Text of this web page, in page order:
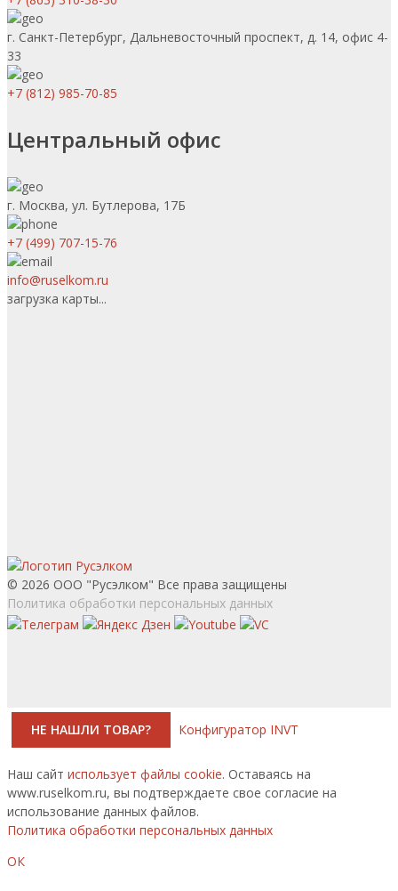
г. Санкт-Петербург, Дальневосточный проспект, д. 14, офис 4-
33
+7 (812) 985-70-85
Центральный офис
г. Москва, ул. Бутлерова, 17Б
+7 (499) 707-15-76
info@ruselkom.ru
загрузка карты...
© 2026 ООО "Русэлком" Все права защищены
Политика обработки персональных данных
НЕ НАШЛИ ТОВАР? Конфигуратор INVT
Наш сайт использует файлы cookie. Оставаясь на
www.ruselkom.ru, вы подтверждаете свое согласие на
использование данных файлов.
Политика обработки персональных данных
ОК